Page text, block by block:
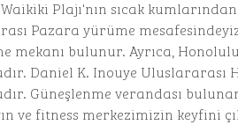
Plajı'nın sıcak
Pazara yürüme
mekanı bulunur. Ayrıca,
Daniel K. Inouye Uluslararası
Güneşlenme verandası
ve fitness merkezimizin keyfini